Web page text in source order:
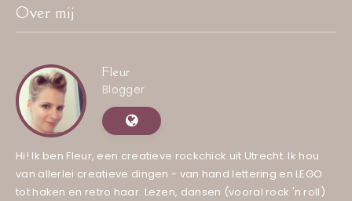
Over mij
Fleur
Blogger
Hi! Ik ben Fleur, een creatieve rockchick uit Utrecht. Ik hou
van allerlei creatieve dingen - van hand lettering en LEGO
tot haken en retro haar. Lezen, dansen (vooral rock 'n roll)